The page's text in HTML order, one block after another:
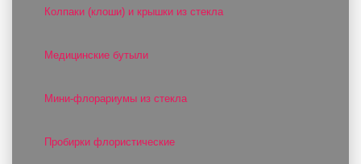
Колпаки (клоши) и крышки из стекла
Медицинские бутыли
Мини-флорариумы из стекла
Пробирки флористические